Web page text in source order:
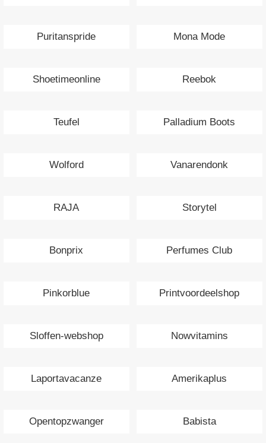
Puritanspride Mona Mode
Shoetimeonline Reebok
Teufel Palladium Boots
Wolford Vanarendonk
RAJA Storytel
Bonprix Perfumes Club
Pinkorblue Printvoordeelshop
Sloffen-webshop Nowvitamins
Laportavacanze Amerikaplus
Opentopzwanger Babista